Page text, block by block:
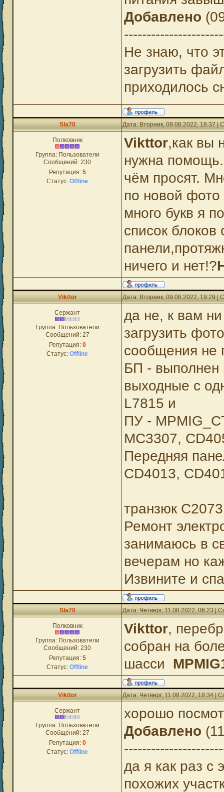
Добавлено
Не знаю, что
загрузить
приходилось
Sla70 Дата: Вторник, 09.08.2022, 16:37 |
Полковник
Группа: Пользователи
Сообщений: 230
Репутация: 5
Статус: Offline
Vikttor,как вы
нужна
чём просят.
по новой фото
много букв я
список
ничего и нет!?
Vikttor Дата: Вторник, 09.08.2022, 19:29 |
Сержант
Группа: Пользователи
Сообщений: 27
Репутация: 0
Статус: Offline
да не, к вам
загрузить
сообщения не
БП - выполнен
выходные с
L7815 и
ПУ -
MC3307,
Передняя
CD4013,
транзюк C2073
Ремонт
занимаюсь в
вечерам но
Извините и
Sla70 Дата: Четверг, 11.08.2022, 06:23 |
Полковник
Группа: Пользователи
Сообщений: 230
Репутация: 5
Статус: Offline
Vikttor,
собран на
шасси
Vikttor Дата: Четверг, 11.08.2022, 18:34 |
Сержант
Группа: Пользователи
Сообщений: 27
Репутация: 0
Статус: Offline
хорошо
Добавлено
да я как раз с
похожих